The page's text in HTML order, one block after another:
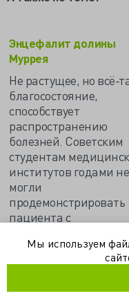
Энцефалит долины
Муррея
Не растущее, но всё-
благосостояние,
способствует
распространению
болезней. Советским
студентам
институтов годами не
могли
продемонстрировать
пациента с
лихорадкой или
южным экзотическим
Мы используем